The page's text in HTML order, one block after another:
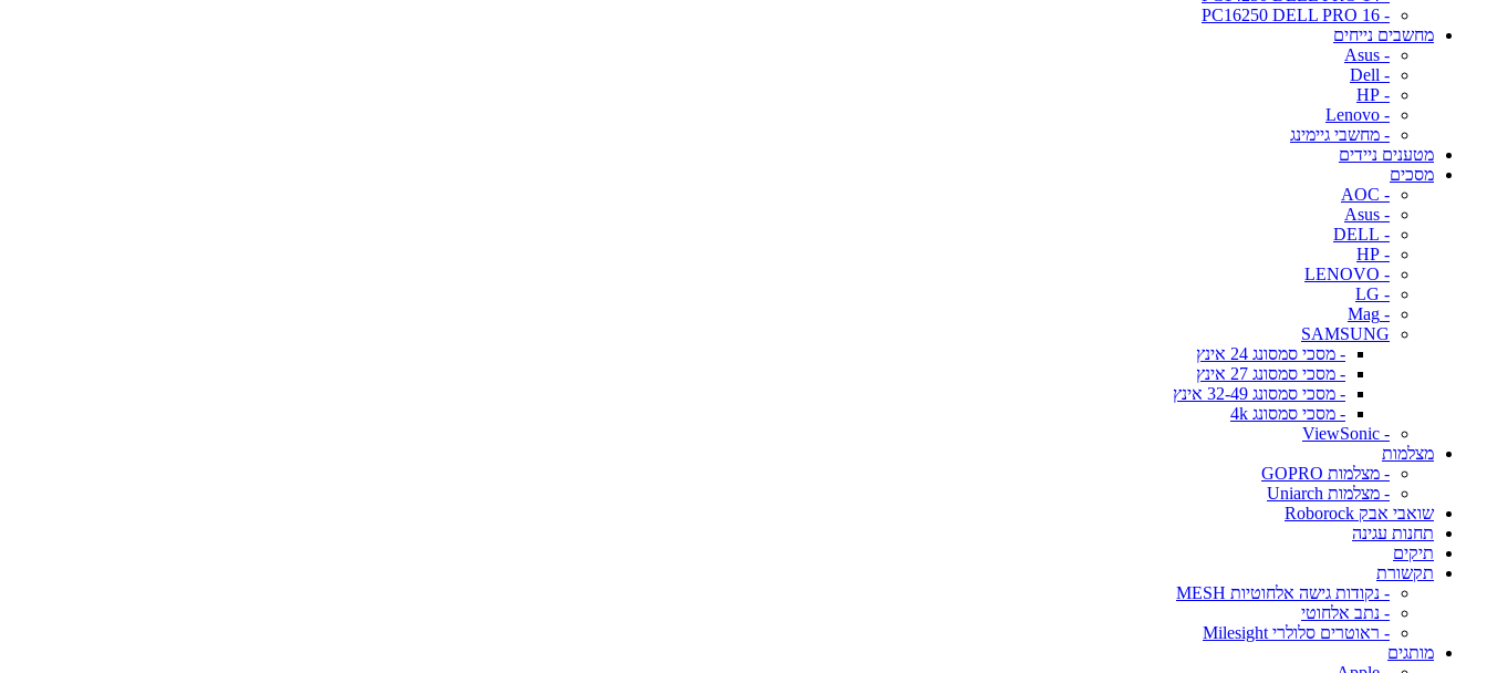
- PC16250 DELL PRO 16
מחשבים נייחים
- Asus
- Dell
- HP
- Lenovo
- מחשבי גיימינג
מטענים ניידים
מסכים
- AOC
- Asus
- DELL
- HP
- LENOVO
- LG
- Mag
SAMSUNG
- מסכי סמסונג 24 אינץ
- מסכי סמסונג 27 אינץ
- מסכי סמסונג 32-49 אינץ
- מסכי סמסונג 4k
- ViewSonic
מצלמות
- מצלמות GOPRO
- מצלמות Uniarch
שואבי אבק Roborock
תחנות עגינה
תיקים
תקשורת
- נקודות גישה אלחוטיות MESH
- נתב אלחוטי
- ראוטרים סלולרי Milesight
מותגים